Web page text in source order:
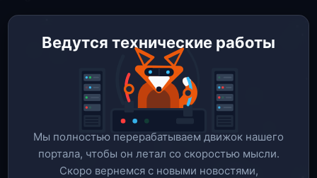
Ведутся технические работы
Мы полностью перерабатываем движок нашего
портала, чтобы он летал со скоростью мысли.
Скоро вернемся c новыми новостями,